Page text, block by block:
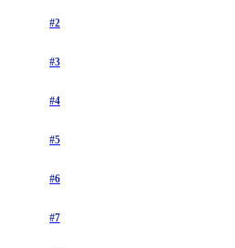
#2
#3
#4
#5
#6
#7